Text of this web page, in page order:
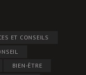
ET CONSEILS
BIEN-ÊTRE